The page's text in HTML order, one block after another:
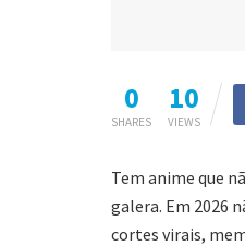
0
SHARES
10
VIEWS
Tem anime que
galera. Em 2026
cortes virais,